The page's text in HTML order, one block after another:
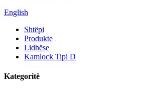
English
Shtëpi
Produkte
Lidhëse
Kamlock Tipi D
Kategoritë